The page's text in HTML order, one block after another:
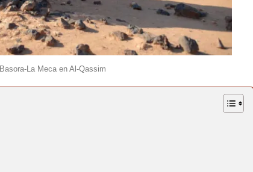
La Meca en Al-Qassim